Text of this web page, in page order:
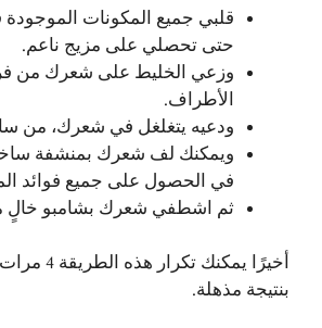
قلبي جميع المكونات
حتى تحصلي على مزيج ناعم.
وزعي الخليط على شعرك من
الأطراف.
ودعيه يتغلغل في شعرك، من
ويمكنك لف شعرك بمنشفة
في الحصول على جميع فوائد
ثم اشطفي شعرك بشامبو خالٍ
أخيرًا
بنتيجة مذهلة.